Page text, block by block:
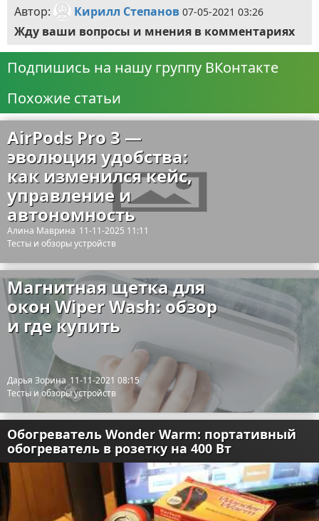
Автор: Кирилл Степанов 07-05-2021 03:26
Жду ваши вопросы и мнения в комментариях
Подпишись на нашу группу ВКонтакте
Похожие статьи
AirPods Pro 3 —
эволюция удобства:
как изменился кейс,
управление и
автономность
Алина Маврина 11-11-2025 11:11
Тесты и обзоры устройств
Магнитная щетка для
окон Wiper Wash: обзор
и где купить
Дарья Зорина 11-11-2021 08:15
Тесты и обзоры устройств
Обогреватель Wonder Warm: портативный
обогреватель в розетку на 400 Вт